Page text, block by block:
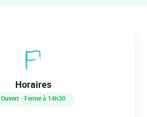
Horaires
Ouvert- Ferme à 14h30